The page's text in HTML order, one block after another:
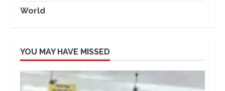
World
YOU MAY HAVE MISSED